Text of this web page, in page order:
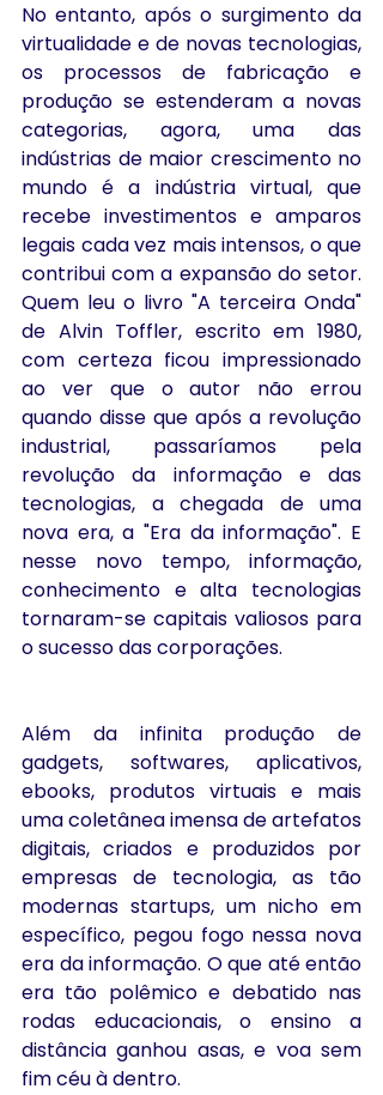
No entanto, após o surgimento da
virtualidade e de novas tecnologias,
os processos de fabricação e
produção se estenderam a novas
categorias, agora, uma das
indústrias de maior crescimento no
mundo é a indústria virtual, que
recebe investimentos e amparos
legais cada vez mais intensos, o que
contribui com a expansão do setor.
Quem leu o livro "A terceira Onda"
de Alvin Toffler, escrito em 1980,
com certeza ficou impressionado
ao ver que o autor não errou
quando disse que após a revolução
industrial, passaríamos pela
revolução da informação e das
tecnologias, a chegada de uma
nova era, a "Era da informação". E
nesse novo tempo, informação,
conhecimento e alta tecnologias
tornaram-se capitais valiosos para
o sucesso das corporações.
Além da infinita produção de
gadgets, softwares, aplicativos,
ebooks, produtos virtuais e mais
uma coletânea imensa de artefatos
digitais, criados e produzidos por
empresas de tecnologia, as tão
modernas startups, um nicho em
específico, pegou fogo nessa nova
era da informação. O que até então
era tão polêmico e debatido nas
rodas educacionais, o ensino a
distância ganhou asas, e voa sem
fim céu à dentro.